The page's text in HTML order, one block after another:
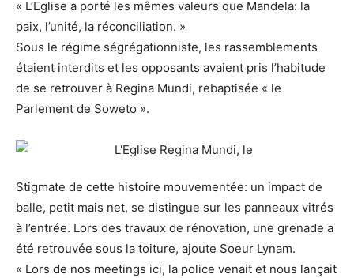
« L’Eglise a porté les mêmes valeurs que Mandela: la
paix, l’unité, la réconciliation. »
Sous le régime ségrégationniste, les rassemblements
étaient interdits et les opposants avaient pris l’habitude
de se retrouver à Regina Mundi, rebaptisée « le
Parlement de Soweto ».
Stigmate de cette histoire mouvementée: un impact de
balle, petit mais net, se distingue sur les panneaux vitrés
à l’entrée. Lors des travaux de rénovation, une grenade a
été retrouvée sous la toiture, ajoute Soeur Lynam.
« Lors de nos meetings ici, la police venait et nous lançait